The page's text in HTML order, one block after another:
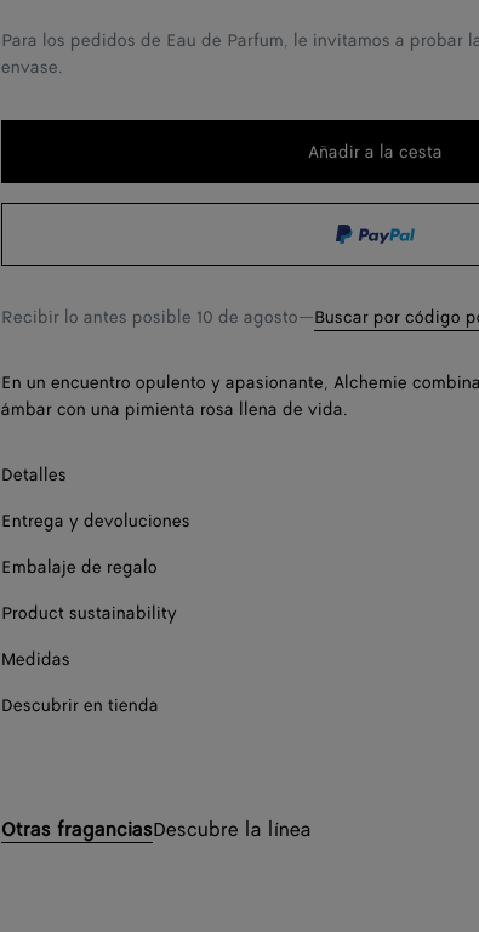
Para los pedidos de Eau de Parfum, le invitamos a probar
envase.
Añadir
cesta
Añadir a la cesta
Seleccione
Recibir lo antes posible 10 de agosto—Buscar por código
En un encuentro opulento y apasionante, Alchemie
ámbar con una pimienta rosa llena de vida.
Detalles
Entrega y devoluciones
Embalaje de regalo
Product sustainability
Medidas
Descubrir en tienda
Otras fraganciasDescubre la línea